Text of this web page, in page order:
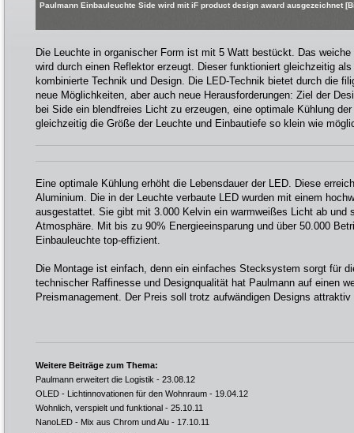
Paulmann Einbauleuchte Side wird mit iF product design award ausgezeichnet
Die Leuchte in organischer Form ist mit 5 Watt bestückt. Das
wird durch einen Reflektor erzeugt. Dieser funktioniert gleichzeitig
kombinierte Technik und Design. Die LED-Technik bietet durch die
neue Möglichkeiten, aber auch neue Herausforderungen: Ziel der
bei Side ein blendfreies Licht zu erzeugen, eine optimale Kühlung
gleichzeitig die Größe der Leuchte und Einbautiefe so klein wie
Eine optimale Kühlung erhöht die Lebensdauer der LED. Diese
Aluminium. Die in der Leuchte verbaute LED wurden mit einem
ausgestattet. Sie gibt mit 3.000 Kelvin ein warmweißes Licht ab und
Atmosphäre. Mit bis zu 90% Energieeinsparung und über 50.000
Einbauleuchte top-effizient.
Die Montage ist einfach, denn ein einfaches Stecksystem sorgt für
technischer Raffinesse und Designqualität hat Paulmann auf einen
Preismanagement. Der Preis soll trotz aufwändigen Designs attraktiv
Weitere Beiträge zum Thema:
Paulmann erweitert die Logistik - 23.08.12
OLED - Lichtinnovationen für den Wohnraum - 19.04.12
Wohnlich, verspielt und funktional - 25.10.11
NanoLED - Mix aus Chrom und Alu - 17.10.11